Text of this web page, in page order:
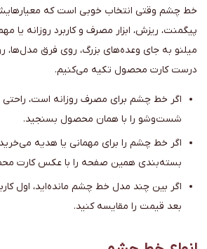
خط چشم وقتی انتخاب خوبی است که
پیگمنت، ریزش، ابزار مصرف و کاربرد روزانه یا
میلنو به جای وعده‌های بزرگ، روی فرق
درست کارت محصول تکیه می‌کنیم.
اگر خط چشم برای مصرف روزانه است، راحتی
شست‌وشو را با همان محصول بسنجید.
اگر خط چشم را برای مهمانی یا هدیه
بسته‌بندی همین صفحه را با عکس کارت
اگر بین چند مدل خط چشم مانده‌اید، اول
بعد قیمت را مقایسه کنید.